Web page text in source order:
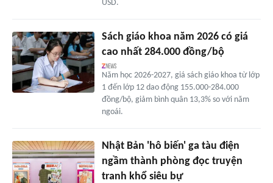
USD.
Sách giáo khoa năm 2026 có giá
cao nhất 284.000 đồng/bộ
Năm học 2026-2027, giá sách giáo khoa từ lớp
1 đến lớp 12 dao động 155.000-284.000
đồng/bộ, giảm bình quân 13,3% so với năm
ngoái.
Nhật Bản 'hô biến' ga tàu điện
ngầm thành phòng đọc truyện
tranh khổ siêu bự